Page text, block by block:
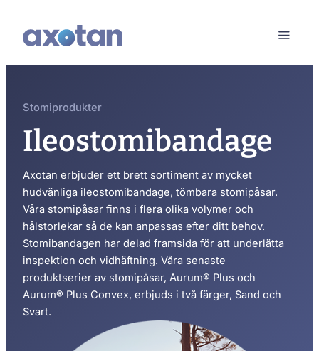
Stomiprodukter
Ileostomibandage
Axotan erbjuder ett brett sortiment av mycket
hudvänliga ileostomibandage, tömbara stomipåsar.
Våra stomipåsar finns i flera olika volymer och
hålstorlekar så de kan anpassas efter ditt behov.
Stomibandagen har delad framsida för att underlätta
inspektion och vidhäftning. Våra senaste
produktserier av stomipåsar, Aurum® Plus och
Aurum® Plus Convex, erbjuds i två färger, Sand och
Svart.